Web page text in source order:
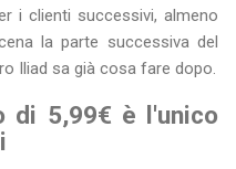
i clienti successivi, almeno
la parte successiva del
Iliad sa già cosa fare dopo.
di 5,99€ è l'unico